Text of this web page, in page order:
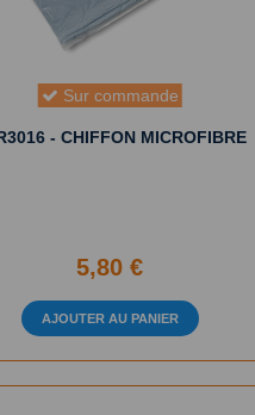
Sur commande
- CHIFFON MICROFIBRE
5,80 €
AJOUTER AU PANIER